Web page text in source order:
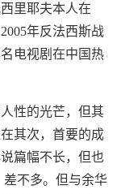
里耶夫本人在
年反法西斯战
电视剧在中国热
性的光芒，但其
其次，首要的成
篇幅不长，但也
差不多。但与余华